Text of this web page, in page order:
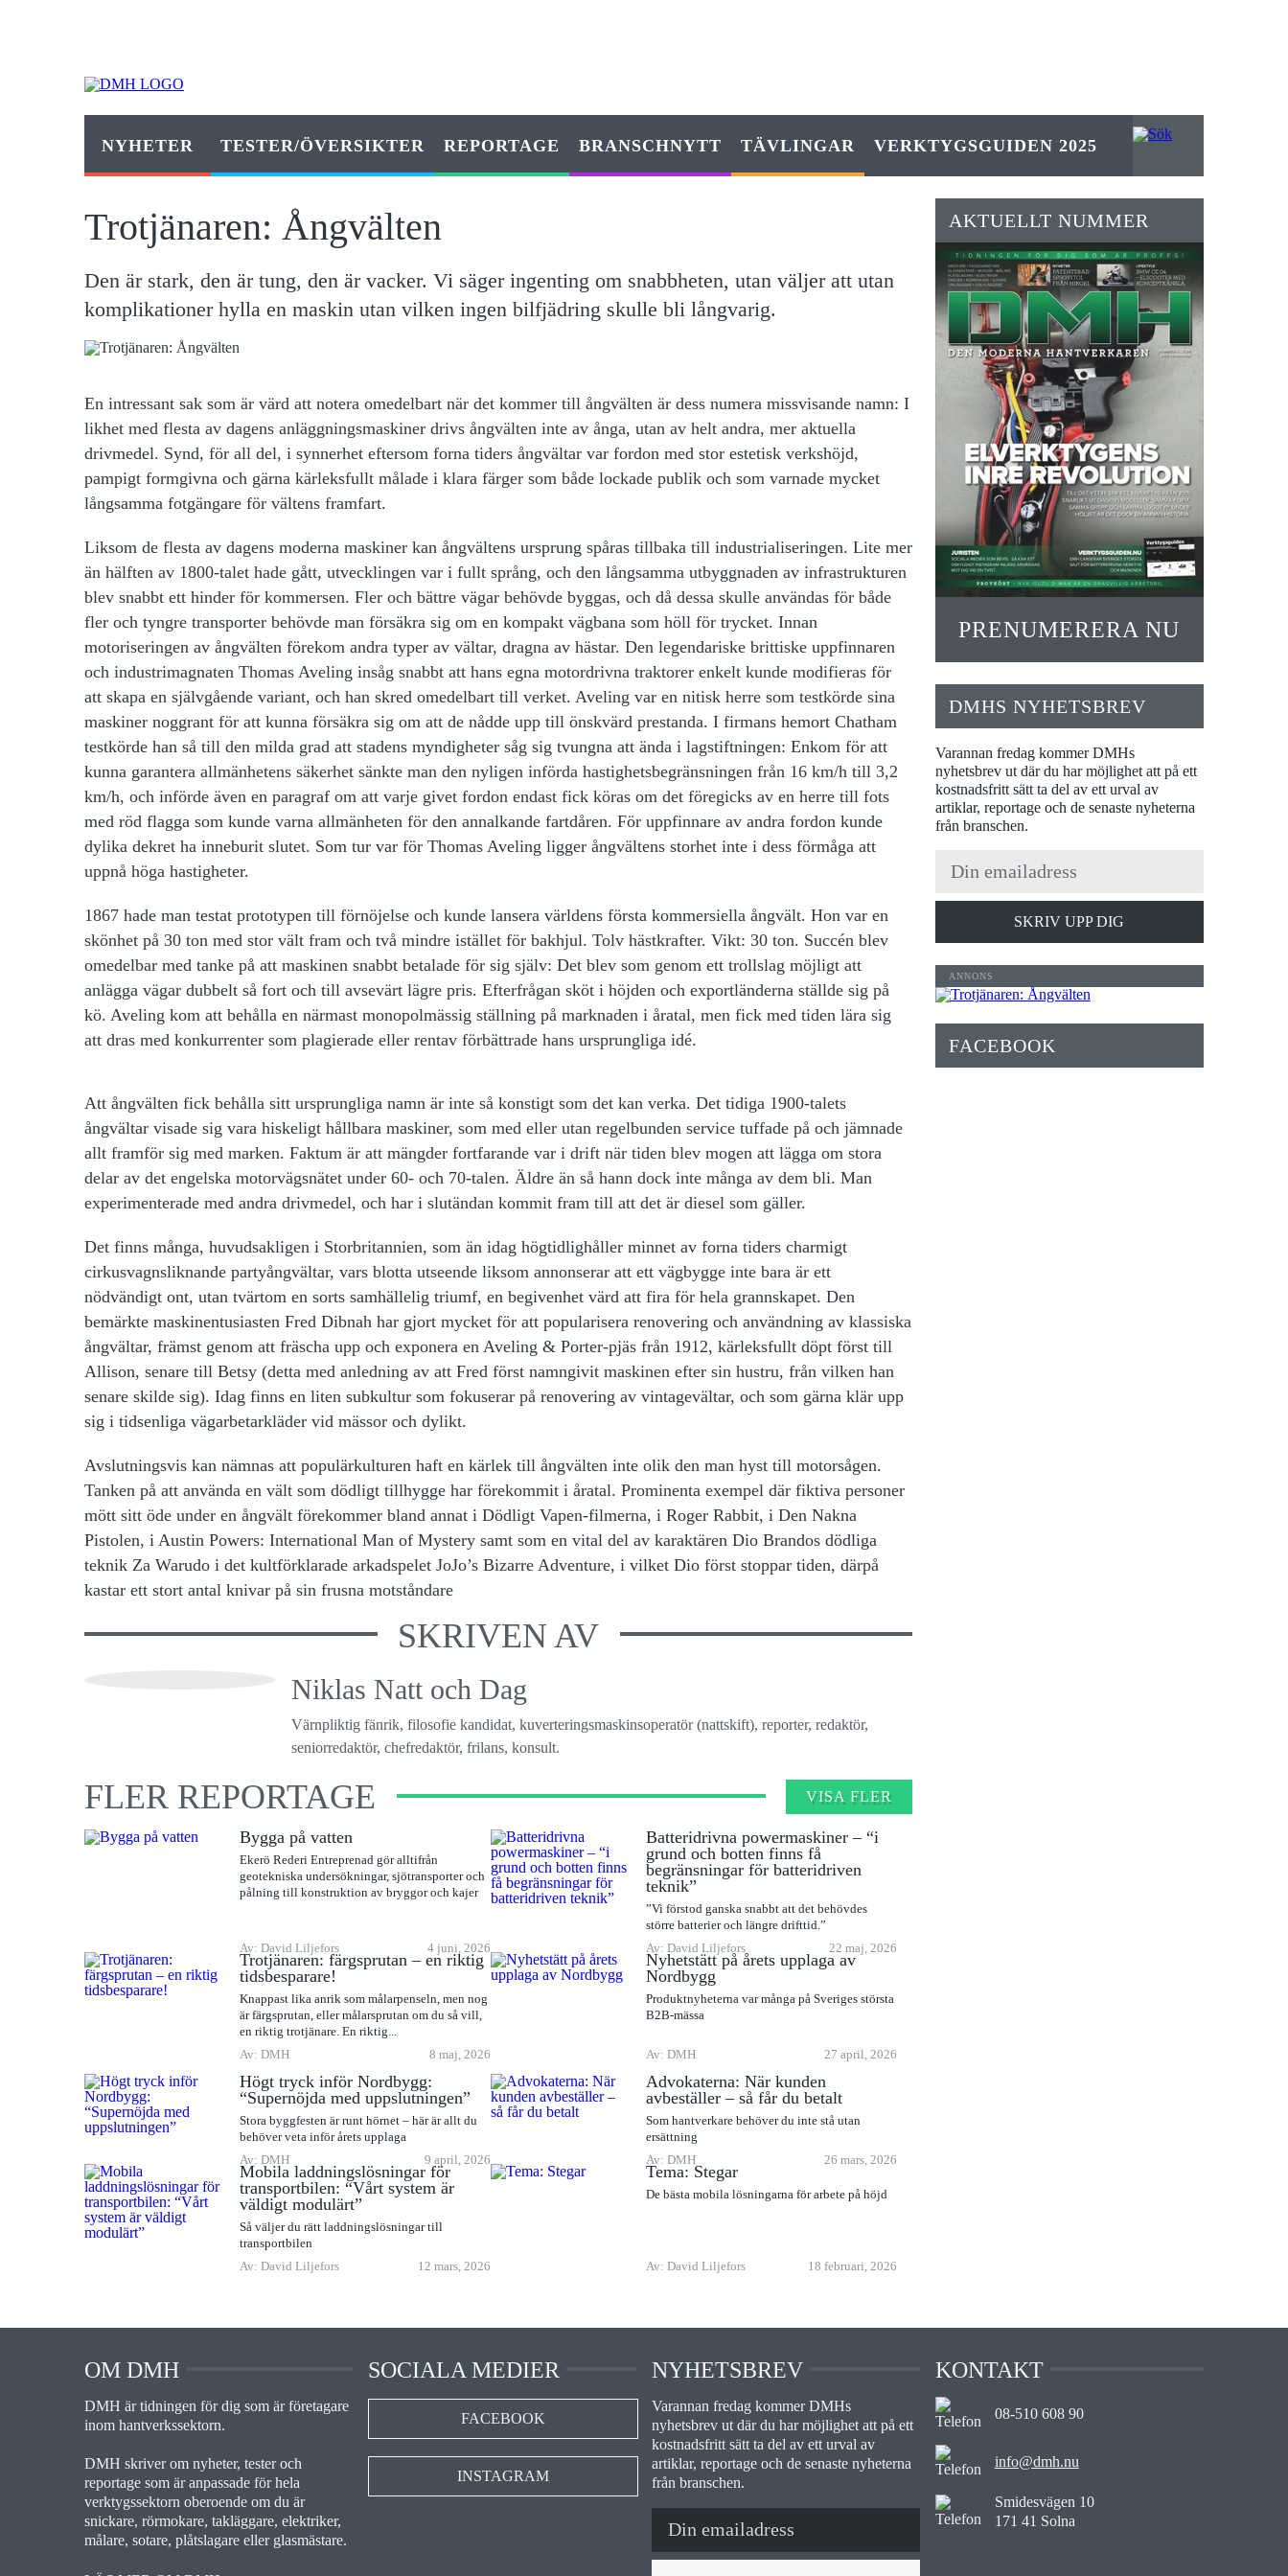
NYHETER TESTER/ÖVERSIKTER REPORTAGE BRANSCHNYTT TÄVLINGAR VERKTYGSGUIDEN 2025
Trotjänaren: Ångvälten
Den är stark, den är tung, den är vacker. Vi säger ingenting om snabbheten, utan väljer att utan
komplikationer hylla en maskin utan vilken ingen bilfjädring skulle bli långvarig.
En intressant sak som är värd att notera omedelbart när det kommer till ångvälten är dess numera missvisande namn: I
likhet med flesta av dagens anläggningsmaskiner drivs ångvälten inte av ånga, utan av helt andra, mer aktuella
drivmedel. Synd, för all del, i synnerhet eftersom forna tiders ångvältar var fordon med stor estetisk verkshöjd,
pampigt formgivna och gärna kärleksfullt målade i klara färger som både lockade publik och som varnade mycket
långsamma fotgängare för vältens framfart.
Liksom de flesta av dagens moderna maskiner kan ångvältens ursprung spåras tillbaka till industrialiseringen. Lite mer
än hälften av 1800-talet hade gått, utvecklingen var i fullt språng, och den långsamma utbyggnaden av infrastrukturen
blev snabbt ett hinder för kommersen. Fler och bättre vägar behövde byggas, och då dessa skulle användas för både
fler och tyngre transporter behövde man försäkra sig om en kompakt vägbana som höll för trycket. Innan
motoriseringen av ångvälten förekom andra typer av vältar, dragna av hästar. Den legendariske brittiske uppfinnaren
och industrimagnaten Thomas Aveling insåg snabbt att hans egna motordrivna traktorer enkelt kunde modifieras för
att skapa en självgående variant, och han skred omedelbart till verket. Aveling var en nitisk herre som testkörde sina
maskiner noggrant för att kunna försäkra sig om att de nådde upp till önskvärd prestanda. I firmans hemort Chatham
testkörde han så till den milda grad att stadens myndigheter såg sig tvungna att ända i lagstiftningen: Enkom för att
kunna garantera allmänhetens säkerhet sänkte man den nyligen införda hastighetsbegränsningen från 16 km/h till 3,2
km/h, och införde även en paragraf om att varje givet fordon endast fick köras om det föregicks av en herre till fots
med röd flagga som kunde varna allmänheten för den annalkande fartdåren. För uppfinnare av andra fordon kunde
dylika dekret ha inneburit slutet. Som tur var för Thomas Aveling ligger ångvältens storhet inte i dess förmåga att
uppnå höga hastigheter.
1867 hade man testat prototypen till förnöjelse och kunde lansera världens första kommersiella ångvält. Hon var en
skönhet på 30 ton med stor vält fram och två mindre istället för bakhjul. Tolv hästkrafter. Vikt: 30 ton. Succén blev
omedelbar med tanke på att maskinen snabbt betalade för sig själv: Det blev som genom ett trollslag möjligt att
anlägga vägar dubbelt så fort och till avsevärt lägre pris. Efterfrågan sköt i höjden och exportländerna ställde sig på
kö. Aveling kom att behålla en närmast monopolmässig ställning på marknaden i åratal, men fick med tiden lära sig
att dras med konkurrenter som plagierade eller rentav förbättrade hans ursprungliga idé.
Att ångvälten fick behålla sitt ursprungliga namn är inte så konstigt som det kan verka. Det tidiga 1900-talets
ångvältar visade sig vara hiskeligt hållbara maskiner, som med eller utan regelbunden service tuffade på och jämnade
allt framför sig med marken. Faktum är att mängder fortfarande var i drift när tiden blev mogen att lägga om stora
delar av det engelska motorvägsnätet under 60- och 70-talen. Äldre än så hann dock inte många av dem bli. Man
experimenterade med andra drivmedel, och har i slutändan kommit fram till att det är diesel som gäller.
Det finns många, huvudsakligen i Storbritannien, som än idag högtidlighåller minnet av forna tiders charmigt
cirkusvagnsliknande partyångvältar, vars blotta utseende liksom annonserar att ett vägbygge inte bara är ett
nödvändigt ont, utan tvärtom en sorts samhällelig triumf, en begivenhet värd att fira för hela grannskapet. Den
bemärkte maskinentusiasten Fred Dibnah har gjort mycket för att popularisera renovering och användning av klassiska
ångvältar, främst genom att fräscha upp och exponera en Aveling & Porter-pjäs från 1912, kärleksfullt döpt först till
Allison, senare till Betsy (detta med anledning av att Fred först namngivit maskinen efter sin hustru, från vilken han
senare skilde sig). Idag finns en liten subkultur som fokuserar på renovering av vintagevältar, och som gärna klär upp
sig i tidsenliga vägarbetarkläder vid mässor och dylikt.
Avslutningsvis kan nämnas att populärkulturen haft en kärlek till ångvälten inte olik den man hyst till motorsågen.
Tanken på att använda en vält som dödligt tillhygge har förekommit i åratal. Prominenta exempel där fiktiva personer
mött sitt öde under en ångvält förekommer bland annat i Dödligt Vapen-filmerna, i Roger Rabbit, i Den Nakna
Pistolen, i Austin Powers: International Man of Mystery samt som en vital del av karaktären Dio Brandos dödliga
teknik Za Warudo i det kultförklarade arkadspelet JoJo’s Bizarre Adventure, i vilket Dio först stoppar tiden, därpå
kastar ett stort antal knivar på sin frusna motståndare
SKRIVEN AV
Niklas Natt och Dag
Värnpliktig fänrik, filosofie kandidat, kuverteringsmaskinsoperatör (nattskift), reporter, redaktör,
seniorredaktör, chefredaktör, frilans, konsult.
FLER REPORTAGE VISA FLER
Bygga på vatten
Ekerö Rederi Entreprenad gör alltifrån
geotekniska undersökningar, sjötransporter och
pålning till konstruktion av bryggor och kajer
Av: David Liljefors 4 juni, 2026
Batteridrivna powermaskiner – “i
grund och botten finns få
begränsningar för batteridriven
teknik”
”Vi förstod ganska snabbt att det behövdes
större batterier och längre drifttid.”
Av: David Liljefors
22 maj, 2026
Trotjänaren: färgsprutan – en riktig
tidsbesparare!
Knappast lika anrik som målarpenseln, men nog
är färgsprutan, eller målarsprutan om du så vill,
en riktig trotjänare. En riktig...
Av: DMH
8 maj, 2026
Nyhetstätt på årets upplaga av
Nordbygg
Produktnyheterna var många på Sveriges största
B2B-mässa
Av: DMH 27 april, 2026
Högt tryck inför Nordbygg:
“Supernöjda med uppslutningen”
Stora byggfesten är runt hörnet – här är allt du
behöver veta inför årets upplaga
Av: DMH
9 april, 2026
Advokaterna: När kunden
avbeställer – så får du betalt
Som hantverkare behöver du inte stå utan
ersättning
Av: DMH
26 mars, 2026
Mobila laddningslösningar för
transportbilen: “Vårt system är
väldigt modulärt”
Så väljer du rätt laddningslösningar till
transportbilen
Av: David Liljefors
12 mars, 2026
Tema: Stegar
De bästa mobila lösningarna för arbete på höjd
Av: David Liljefors 18 februari, 2026
AKTUELLT NUMMER
PRENUMERERA NU
DMHS NYHETSBREV
Varannan fredag kommer DMHs
nyhetsbrev ut där du har möjlighet att på ett
kostnadsfritt sätt ta del av ett urval av
artiklar, reportage och de senaste nyheterna
från branschen.
SKRIV UPP DIG
FACEBOOK
OM DMH
DMH är tidningen för dig som är företagare
inom hantverkssektorn.
DMH skriver om nyheter, tester och
reportage som är anpassade för hela
verktygssektorn oberoende om du är
snickare, rörmokare, takläggare, elektriker,
målare, sotare, plåtslagare eller glasmästare.
SOCIALA MEDIER
FACEBOOK
INSTAGRAM
NYHETSBREV
Varannan fredag kommer DMHs
nyhetsbrev ut där du har möjlighet att på ett
kostnadsfritt sätt ta del av ett urval av
artiklar, reportage och de senaste nyheterna
från branschen.
KONTAKT
08-510 608 90
info@dmh.nu
Smidesvägen 10
171 41 Solna